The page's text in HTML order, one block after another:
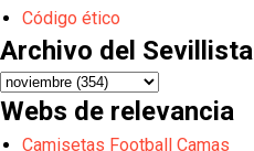
Código ético
Archivo del Sevillista
Webs de relevancia
Camisetas Football Camas